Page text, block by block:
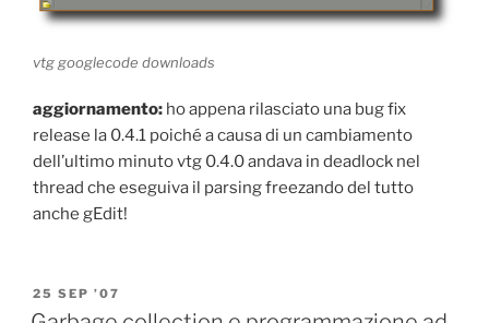
vtg googlecode downloads
aggiornamento: ho appena rilasciato una bug fix
release la 0.4.1 poiché a causa di un cambiamento
dell’ultimo minuto vtg 0.4.0 andava in deadlock nel
thread che eseguiva il parsing freezando del tutto
anche gEdit!
POSTED
ON
25 SEP ’07